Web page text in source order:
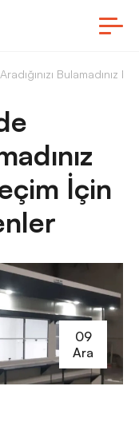
Bulamadınız
İçin
09
Ara